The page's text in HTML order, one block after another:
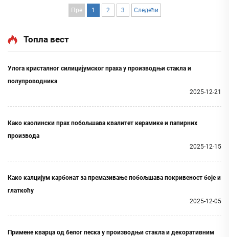
Пре 1 2 3 Следећи
Топла вест
Улога кристалног силицијумског праха у производњи стакла и
полупроводника
2025-12-21
Како каолински прах побољшава квалитет керамике и папирних
производа
2025-12-15
Како калцијум карбонат за премазивање побољшава покривеност боје и
глаткоћу
2025-12-05
Примене кварца од белог песка у производњи стакла и декоративним